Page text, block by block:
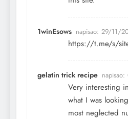
1winEsows napisao: 29/11/
https://t.me/s/
gelatin trick recipe napisao:
Very interesting
what I was
most neglected